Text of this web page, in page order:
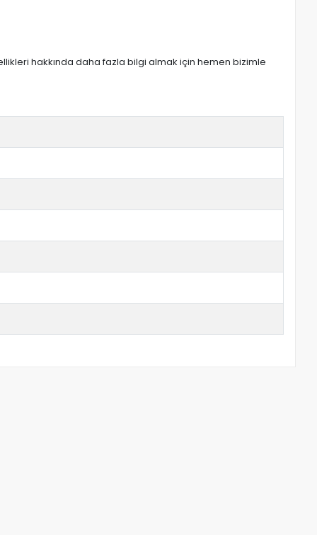
hakkında daha fazla bilgi almak için hemen bizimle